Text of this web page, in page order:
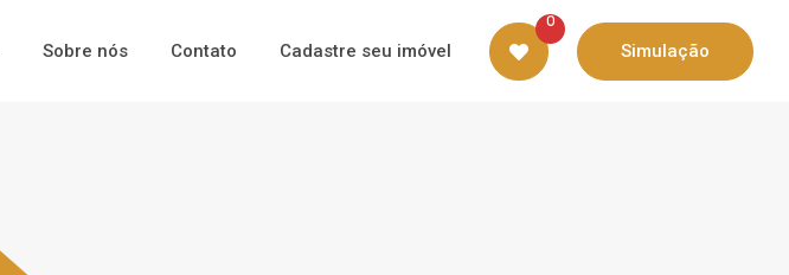
Sobre nós Contato Cadastre seu imóvel
0
Simulação